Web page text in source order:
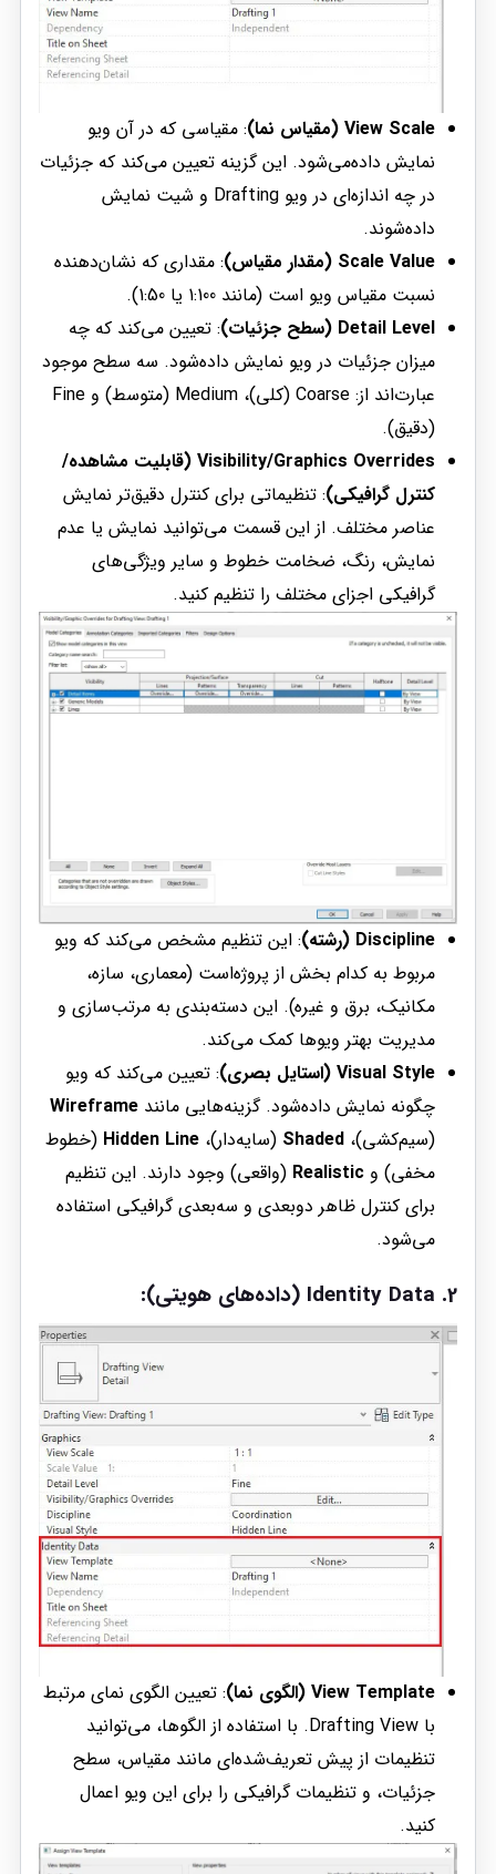
View Scale (مقیاس نما)
: مقیاسی که در آن ویو
نمایش داده‌می‌شود. این گزینه تعیین می‌کند که جزئیات
در چه اندازه‌ای در ویو Drafting و شیت نمایش
داده‌شوند.
Scale Value (مقدار مقیاس)
: مقداری که نشان‌دهنده
نسبت مقیاس ویو است (مانند 1:100 یا 1:50).
Detail Level (سطح جزئیات)
: تعیین می‌کند که چه
میزان جزئیات در ویو نمایش داده‌شود. سه سطح موجود
عبارت‌اند از: Coarse (کلی)، Medium (متوسط) و Fine
(دقیق).
Visibility/Graphics Overrides (قابلیت مشاهده/
کنترل گرافیکی): تنظیماتی برای کنترل دقیق‌تر نمایش
عناصر مختلف. از این قسمت می‌توانید نمایش یا عدم
نمایش، رنگ، ضخامت خطوط و سایر ویژگی‌های
گرافیکی اجزای مختلف را تنظیم کنید.
Discipline (رشته)
: این تنظیم مشخص می‌کند که ویو
مربوط به کدام بخش از پروژه‌است (معماری، سازه،
مکانیک، برق و غیره). این دسته‌بندی به مرتب‌سازی و
مدیریت بهتر ویوها کمک می‌کند.
Visual Style (استایل بصری)
: تعیین می‌کند که ویو
چگونه نمایش داده‌شود. گزینه‌هایی مانندWireframe
(سیم‌کشی)،Shaded (سایه‌دار)،Hidden Line (خطوط
مخفی) وRealistic (واقعی) وجود دارند. این تنظیم
برای کنترل ظاهر دوبعدی و سه‌بعدی گرافیکی استفاده
می‌شود.
2. Identity Data (داده‌های هویتی) :
View Template (الگوی نما)
: تعیین الگوی نمای مرتبط
با Drafting View. با استفاده از الگوها، می‌توانید
تنظیمات از پیش تعریف‌شده‌ای مانند مقیاس، سطح
جزئیات، و تنظیمات گرافیکی را برای این ویو اعمال
کنید.